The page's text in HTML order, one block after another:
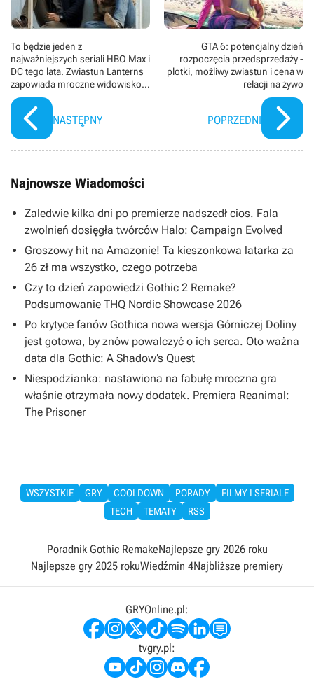
To będzie jeden z
najważniejszych seriali HBO Max i
DC tego lata. Zwiastun Lanterns
zapowiada mroczne widowisko
dla fanów kryminałów i True
Detective
NASTĘPNY
GTA 6: potencjalny dzień
rozpoczęcia przedsprzedaży -
plotki, możliwy zwiastun i cena w
relacji na żywo
POPRZEDNI
Najnowsze Wiadomości
Zaledwie kilka dni po premierze nadszedł cios. Fala
zwolnień dosięgła twórców Halo: Campaign Evolved
Groszowy hit na Amazonie! Ta kieszonkowa latarka za
26 zł ma wszystko, czego potrzeba
Czy to dzień zapowiedzi Gothic 2 Remake?
Podsumowanie THQ Nordic Showcase 2026
Po krytyce fanów Gothica nowa wersja Górniczej Doliny
jest gotowa, by znów powalczyć o ich serca. Oto ważna
data dla Gothic: A Shadow’s Quest
Niespodzianka: nastawiona na fabułę mroczna gra
właśnie otrzymała nowy dodatek. Premiera Reanimal:
The Prisoner
WSZYSTKIE GRY COOLDOWN PORADY
FILMY I SERIALE
TECH
TEMATY RSS
Poradnik Gothic RemakeNajlepsze gry 2026 roku
Najlepsze gry 2025 rokuWiedźmin 4Najbliższe premiery
GRYOnline.pl:
tvgry.pl: